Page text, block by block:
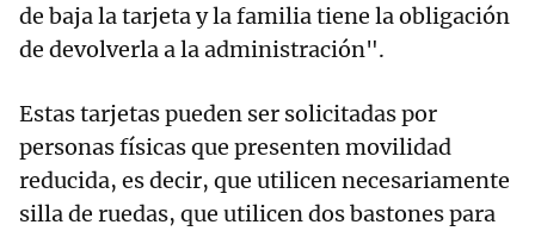
de baja la tarjeta y la familia tiene la obligación
de devolverla a la administración".
Estas tarjetas pueden ser solicitadas por
personas físicas que presenten movilidad
reducida, es decir, que utilicen necesariamente
silla de ruedas, que utilicen dos bastones para